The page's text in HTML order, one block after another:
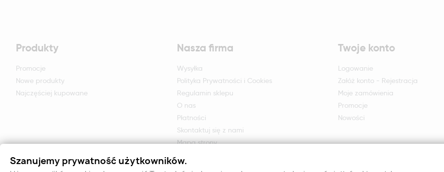
Produkty
Promocje
Nowe produkty
Najczęściej kupowane
Nasza firma
Wysyłka
Polityka Prywatności i Cookies
Regulamin sklepu
O nas
Płatności
Skontaktuj się z nami
Mapa strony
Twoje konto
Logowanie
Załóż konto - Rejestracja
Moje zamówienia
Promocje
Nowości
Szanujemy prywatność użytkowników.